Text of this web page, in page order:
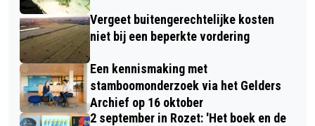
Vergeet buitengerechtelijke kosten
niet bij een beperkte vordering
Een kennismaking met
stamboomonderzoek via het Gelders
Archief op 16 oktober
2 september in Rozet: 'Het boek en de